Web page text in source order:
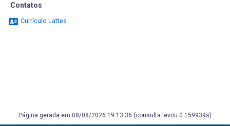
Contatos
Currículo Lattes
Página gerada em 08/08/2026 19:13:36 (consulta levou 0.159939s)